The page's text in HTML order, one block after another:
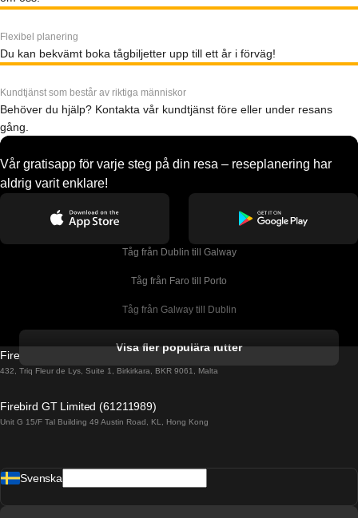
Flexibel planering
Du kan bekvämt boka tågbiljetter upp till ett år i förväg!
Kundtjänst som består av riktiga människor
Behöver du hjälp? Kontakta vår kundtjänst före eller under resans
gång.
Vår gratisapp för varje steg på din resa – reseplanering har
aldrig varit enklare!
Tåg från Dublin till Galway
Tåg från Faro till Porto
Tåg från Galway till Dublin
Tåg från Porto till Faro
Tåg från Barcelona till Madrid
Visa fler populära rutter
Firebird GT Limited (OC 1451)
432, Triq Fleur de Lys, Suite 1, Birkirkara, BKR 9061, Malta
Firebird GT Limited (61211989)
Unit G 15/F Tal Building 49 Austin Road, KL, Hong Kong
Svenska